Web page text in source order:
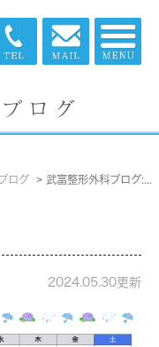
ログ
ログ
2024.05.30更新